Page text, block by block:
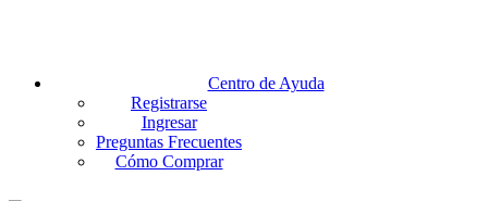
Centro de Ayuda
Registrarse
Ingresar
Preguntas Frecuentes
Cómo Comprar